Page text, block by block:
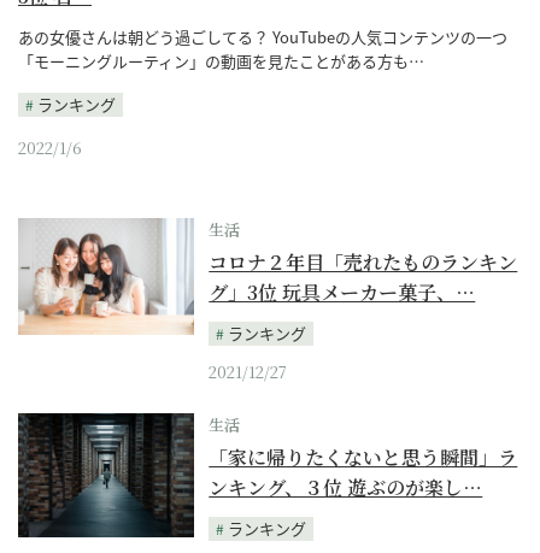
あの女優さんは朝どう過ごしてる？ YouTubeの人気コンテンツの一つ
「モーニングルーティン」の動画を見たことがある方も…
ランキング
2022/1/6
生活
コロナ２年目「売れたものランキン
グ」3位 玩具メーカー菓子、…
ランキング
2021/12/27
生活
「家に帰りたくないと思う瞬間」ラ
ンキング、３位 遊ぶのが楽し…
ランキング